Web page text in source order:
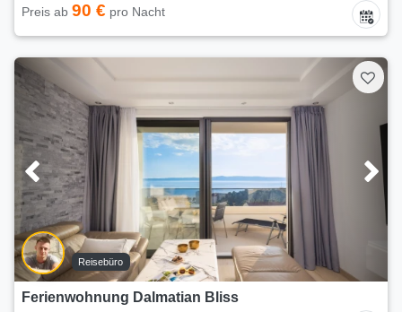
Preis ab 90 € pro Nacht
Reisebüro
Ferienwohnung Dalmatian Bliss